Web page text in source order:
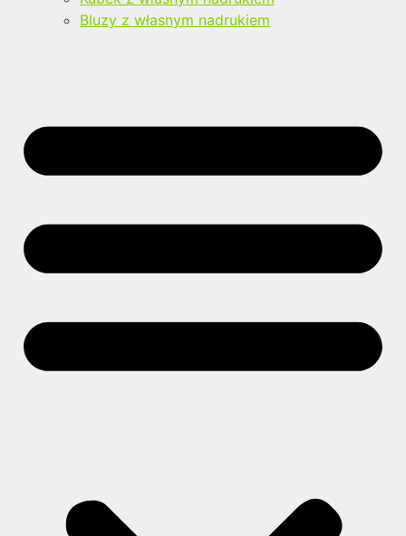
Bluzy z własnym nadrukiem